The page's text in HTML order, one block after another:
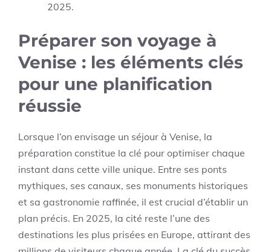
2025.
Préparer son voyage à
Venise : les éléments clés
pour une planification
réussie
Lorsque l’on envisage un séjour à Venise, la
préparation constitue la clé pour optimiser chaque
instant dans cette ville unique. Entre ses ponts
mythiques, ses canaux, ses monuments historiques
et sa gastronomie raffinée, il est crucial d’établir un
plan précis. En 2025, la cité reste l’une des
destinations les plus prisées en Europe, attirant des